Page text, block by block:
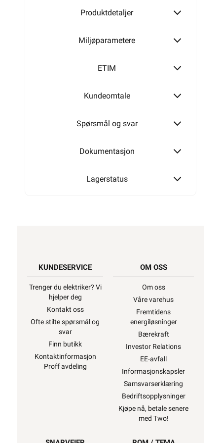
Produktdetaljer
Miljøparametere
ETIM
Kundeomtale
Spørsmål og svar
Dokumentasjon
Lagerstatus
KUNDESERVICE
Trenger du elektriker? Vi
hjelper deg
Kontakt oss
Ofte stilte spørsmål og
svar
Finn butikk
Kontaktinformasjon
Proff avdeling
OM OSS
Om oss
Våre varehus
Fremtidens
energiløsninger
Bærekraft
Investor Relations
EE-avfall
Informasjonskapsler
Samsvarserklæring
Bedriftsopplysninger
Kjøpe nå, betale senere
med Two!